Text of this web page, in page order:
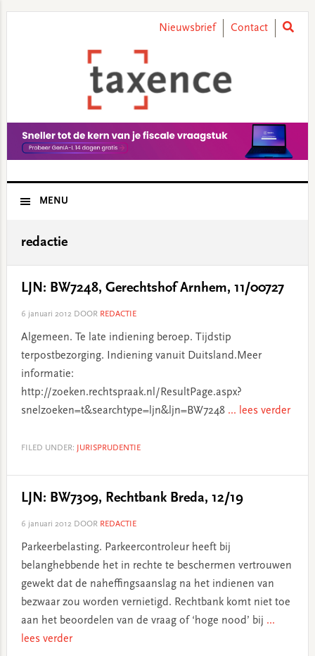
Nieuwsbrief Contact
MENU
redactie
LJN: BW7248, Gerechtshof Arnhem, 11/00727
6 januari 2012DOOR REDACTIE
Algemeen. Te late indiening beroep. Tijdstip
terpostbezorging. Indiening vanuit Duitsland.Meer
informatie:
http://zoeken.rechtspraak.nl/ResultPage.aspx?
snelzoeken=t&searchtype=ljn&ljn=BW7248 ... lees verder
FILED UNDER: JURISPRUDENTIE
LJN: BW7309, Rechtbank Breda, 12/19
6 januari 2012DOOR REDACTIE
Parkeerbelasting. Parkeercontroleur heeft bij
belanghebbende het in rechte te beschermen vertrouwen
gewekt dat de naheffingsaanslag na het indienen van
bezwaar zou worden vernietigd. Rechtbank komt niet toe
aan het beoordelen van de vraag of ‘hoge nood’ bij ...
lees verder